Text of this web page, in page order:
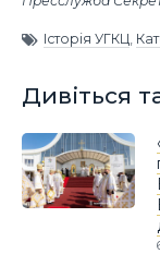
Історія УГКЦ
Дивіться